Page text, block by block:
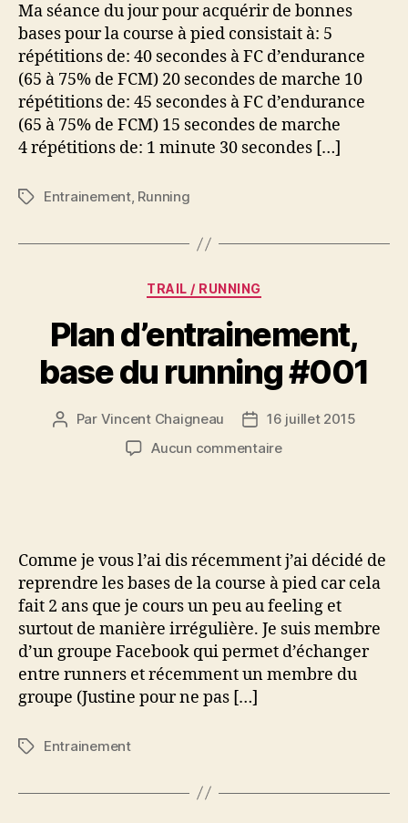
#002
Ma séance du jour pour acquérir de bonnes
bases pour la course à pied consistait à: 5
répétitions de: 40 secondes à FC d’endurance
(65 à 75% de FCM) 20 secondes de marche 10
répétitions de: 45 secondes à FC d’endurance
(65 à 75% de FCM) 15 secondes de marche
4 répétitions de: 1 minute 30 secondes […]
Étiquettes
Entrainement, Running
Catégories
TRAIL / RUNNING
Plan d’entrainement,
base du running #001
Auteur
Par Vincent Chaigneau
Date16 juillet 2015
Aucun commentairesur
#001
Comme je vous l’ai dis récemment j’ai décidé de
reprendre les bases de la course à pied car cela
fait 2 ans que je cours un peu au feeling et
surtout de manière irrégulière. Je suis membre
d’un groupe Facebook qui permet d’échanger
entre runners et récemment un membre du
groupe (Justine pour ne pas […]
Étiquettes
Entrainement